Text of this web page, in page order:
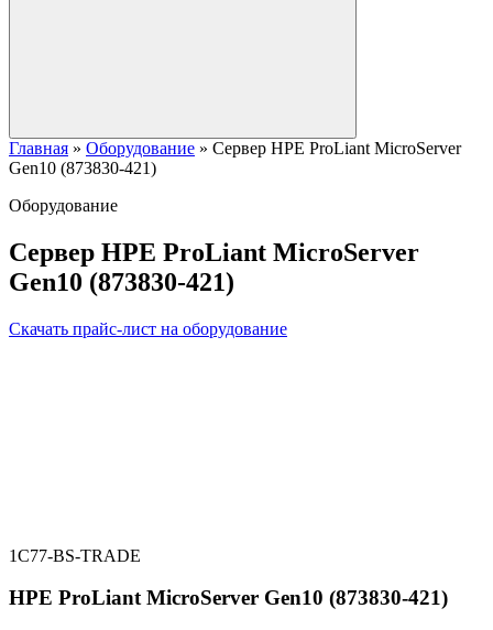
Главная » Оборудование » Сервер HPE ProLiant MicroServer
Gen10 (873830-421)
Оборудование
Сервер HPE ProLiant MicroServer
Gen10 (873830-421)
Скачать прайс-лист на оборудование
1C77-BS-TRADE
HPE ProLiant MicroServer Gen10 (873830-421)